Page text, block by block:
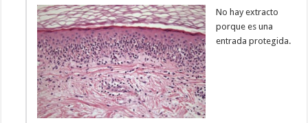
No hay extracto
porque es una
entrada protegida.